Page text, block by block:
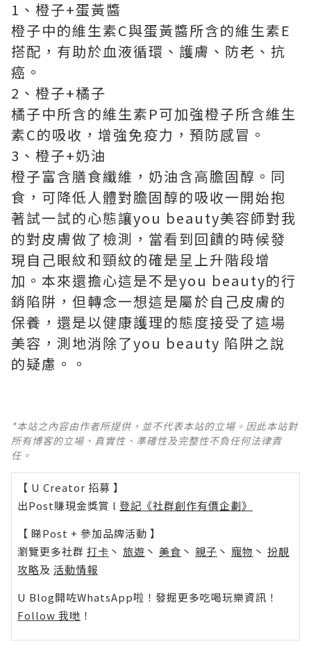
1、橙子+蛋黃醬
橙子中的維生素C與蛋黃醬所含的維生素E
搭配，有助於血液循環、護膚、防老、抗
癌。
2、橙子+橘子
橘子中所含的維生素P可加強橙子所含維生
素C的吸收，增強免疫力，預防感冒。
3、橙子+奶油
橙子富含膳食纖維，奶油含高膽固醇。同
食，可降低人體對膽固醇的吸收一開始抱
著試一試的心態讓you beauty美容師對我
的對皮膚做了檢測，當看到回饋的時候發
現自己眼紋和頸紋的確是呈上升階段增
加。本來還擔心這是不是you beauty的行
銷陷阱，但轉念一想這是屬於自己皮膚的
保養，還是以健康護理的態度接受了這場
美容，測地消除了you beauty 陷阱之說
的疑慮。。
*本站之內容由作者所提供，並不代表本站的立場。因此本站對
所有博客的立場、真實性、準確性及完整性不負任何法律責
任。
【 U Creator 招募 】
出Post賺現金獎賞 l 登記《社群創作有價企劃》
【 睇Post + 參加品牌活動 】
瀏覽更多社群 打卡 丶 旅遊 丶 美食 丶 親子 丶 寵物 丶 扮靚
攻略及 活動情報
U Blog開咗WhatsApp啦！發掘更多吃喝玩樂資訊！
Follow 我哋 ！